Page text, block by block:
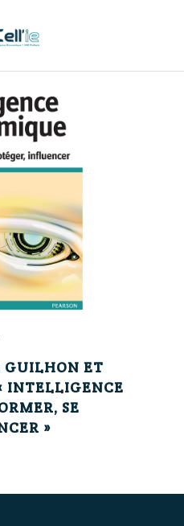
GUILHON ET
INTELLIGENCE
SE
»